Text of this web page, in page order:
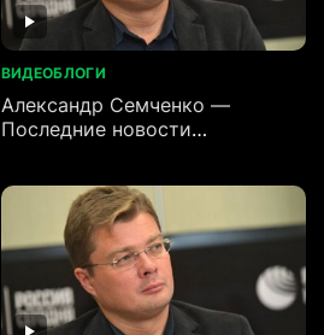
ВИДЕОБЛОГИ
Александр Семченко —
Последние новости